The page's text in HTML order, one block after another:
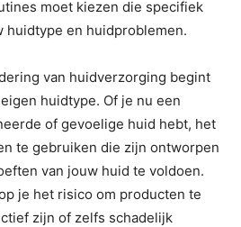
moet kiezen die specifiek
huidtype en huidproblemen.
van huidverzorging begint
huidtype. Of je nu een
of gevoelige huid hebt, het
te gebruiken die zijn ontworpen
van jouw huid te voldoen.
je het risico om producten te
zijn of zelfs schadelijk